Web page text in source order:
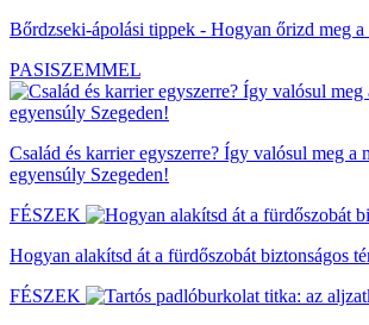
Bőrdzseki-ápolási tippek - Hogyan őrizd meg a
PASISZEMMEL
Család és karrier egyszerre? Így valósul meg a
egyensúly Szegeden!
FÉSZEK
Hogyan alakítsd át a fürdőszobát biztonságos
FÉSZEK